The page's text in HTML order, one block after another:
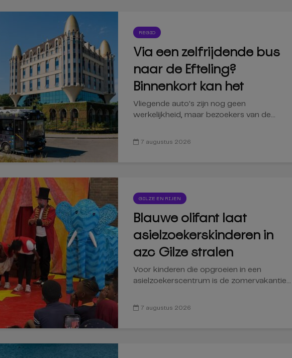
REGIO
Via een zelfrijdende bus
naar de Efteling?
Binnenkort kan het
Vliegende auto's zijn nog geen
werkelijkheid, maar bezoekers van de...
7 augustus 2026
GILZE EN RIJEN
Blauwe olifant laat
asielzoekerskinderen in
azc Gilze stralen
Voor kinderen die opgroeien in een
asielzoekerscentrum is de zomervakantie...
7 augustus 2026